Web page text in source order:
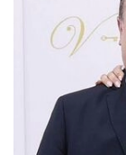
РАЗСЛЕДВАНЕ